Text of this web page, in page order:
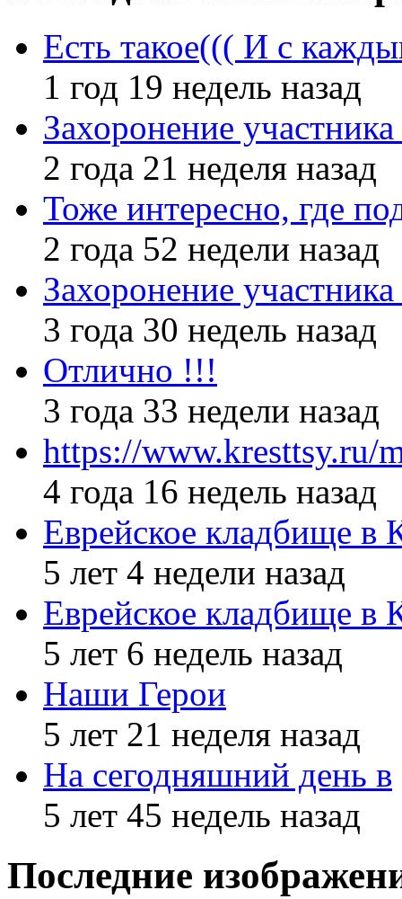
Есть такое((( И с
1 год 19 недель назад
Захоронение
2 года 21 неделя назад
Тоже интересно, где
2 года 52 недели назад
Захоронение
3 года 30 недель назад
Отлично !!!
3 года 33 недели назад
https://www.kresttsy.ru/
4 года 16 недель назад
Еврейское кладбище в
5 лет 4 недели назад
Еврейское кладбище в
5 лет 6 недель назад
Наши Герои
5 лет 21 неделя назад
На сегодняшний день в
5 лет 45 недель назад
Последние